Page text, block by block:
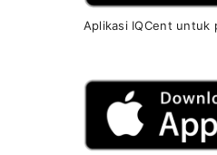
Aplikasi IQCent untuk